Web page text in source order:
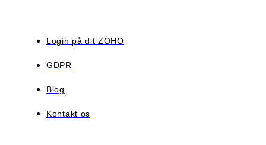
Login på dit ZOHO
GDPR
Blog
Kontakt os